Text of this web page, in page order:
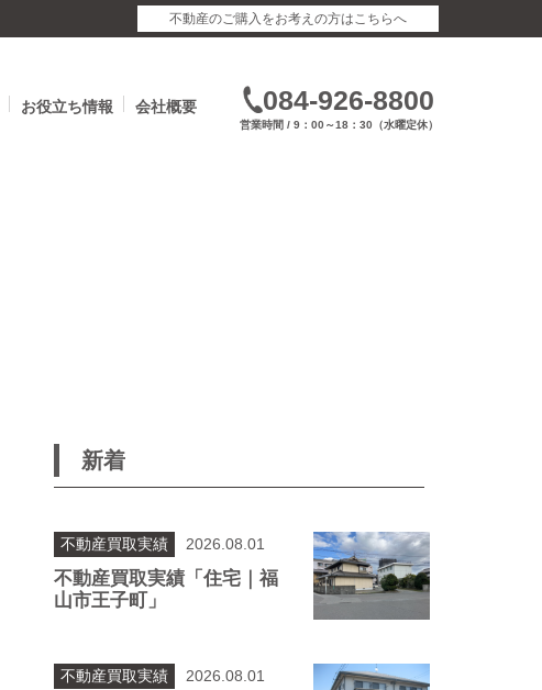
不動産のご購入をお考えの方はこちらへ
お役立ち情報 会社概要 084-926-8800
営業時間 / 9：00～18：30（水曜定休）
新着
不動産買取実績 2026.08.01
不動産買取実績「住宅｜福
山市王子町」
不動産買取実績 2026.08.01